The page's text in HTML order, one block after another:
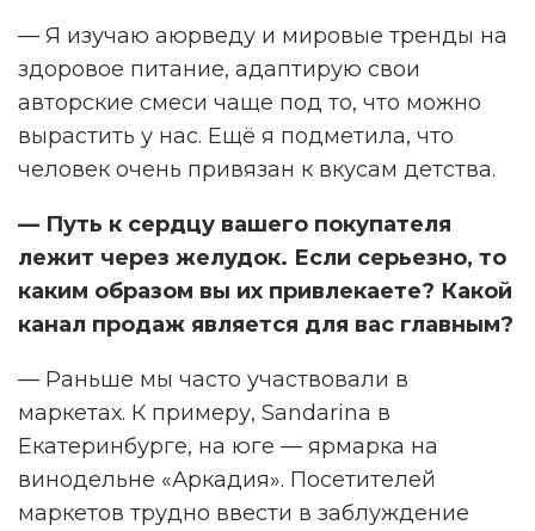
— Я изучаю аюрведу и мировые тренды на
здоровое питание, адаптирую свои
авторские смеси чаще под то, что можно
вырастить у нас. Ещё я подметила, что
человек очень привязан к вкусам детства.
— Путь к сердцу вашего покупателя
лежит через желудок. Если серьезно, то
каким образом вы их привлекаете? Какой
канал продаж является для вас главным?
— Раньше мы часто участвовали в
маркетах. К примеру, Sandarina в
Екатеринбурге, на юге — ярмарка на
винодельне «Аркадия». Посетителей
маркетов трудно ввести в заблуждение